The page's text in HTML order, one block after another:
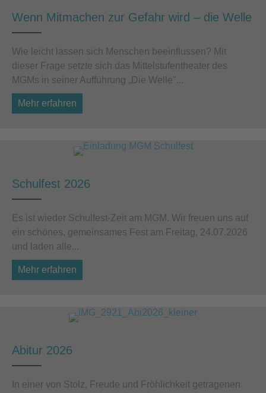
Wenn Mitmachen zur Gefahr wird – die Welle
Wie leicht lassen sich Menschen beeinflussen? Mit
dieser Frage setzte sich das Mittelstufentheater des
MGMs in seiner Aufführung „Die Welle"...
Mehr erfahren
Schulfest 2026
Es ist wieder Schulfest-Zeit am MGM. Wir freuen uns auf
ein schönes, gemeinsames Fest am Freitag, 24.07.2026
und laden alle...
Mehr erfahren
Abitur 2026
In einer von Stolz, Freude und Fröhlichkeit getragenen